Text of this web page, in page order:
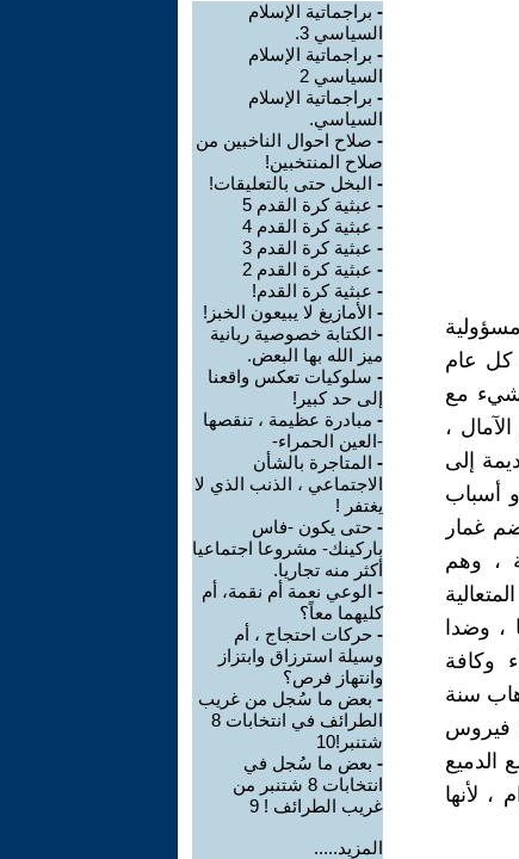
كل عام
مع
،
إلى
أسباب
غمار
، وهم
، وضدا
وكافة
سنة
فيروس
الدميع
، لأنها
- براجماتية الإسلام
السياسي 3.
- براجماتية الإسلام
السياسي 2
- براجماتية الإسلام
السياسي.
- صلاح احوال الناخبين من
صلاح المنتخبين!
- البخل حتى بالتعليقات!
- عبثية كرة القدم 5
- عبثية كرة القدم 4
- عبثية كرة القدم 3
- عبثية كرة القدم 2
- عبثية كرة القدم!
- الأمازيغ لا يبيعون الخبز!
- الكتابة خصوصية ربانية
ميز الله بها البعض.
- سلوكيات تعكس واقعنا
إلى حد كبير!
- مبادرة عظيمة ، تنقصها
-العين الحمراء-
- المتاجرة بالشأن
الاجتماعي ، الذنب الذي لا
يغتفر !
- حتى يكون -فاس
باركينك- مشروعا اجتماعيا
أكثر منه تجاريا.
- الوعي نعمة أم نقمة، أم
كليهما معاً؟
- حركات احتجاج ، أم
وسيلة استرزاق وابتزاز
وانتهاز فرص؟
- بعض ما سُجل من غريب
الطرائف في انتخابات 8
شتنبر!10
- بعض ما سُجل في
انتخابات 8 شتنبر من
غريب الطرائف ! 9
المزيد.....